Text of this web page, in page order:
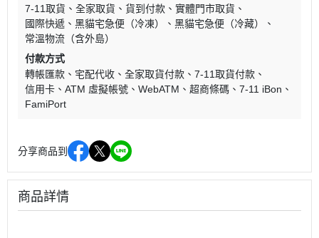
7-11取貨
全家取貨 貨到付款
實體門市取貨
國際快遞
黑貓宅急便（冷凍）
黑貓宅急便（冷藏）
常溫物流（含外島）
付款方式
轉帳匯款
宅配代收 全家取貨付款
7-11取貨付款
信用卡
ATM 虛擬帳號 WebATM 超商條碼
7-11 iBon
FamiPort
分享商品到
商品詳情